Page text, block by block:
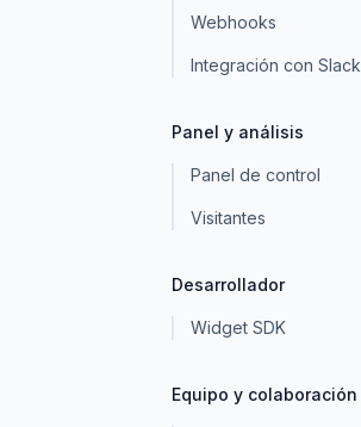
Webhooks
Integración con Slack
Panel y análisis
Panel de control
Visitantes
Desarrollador
Widget SDK
Equipo y colaboración